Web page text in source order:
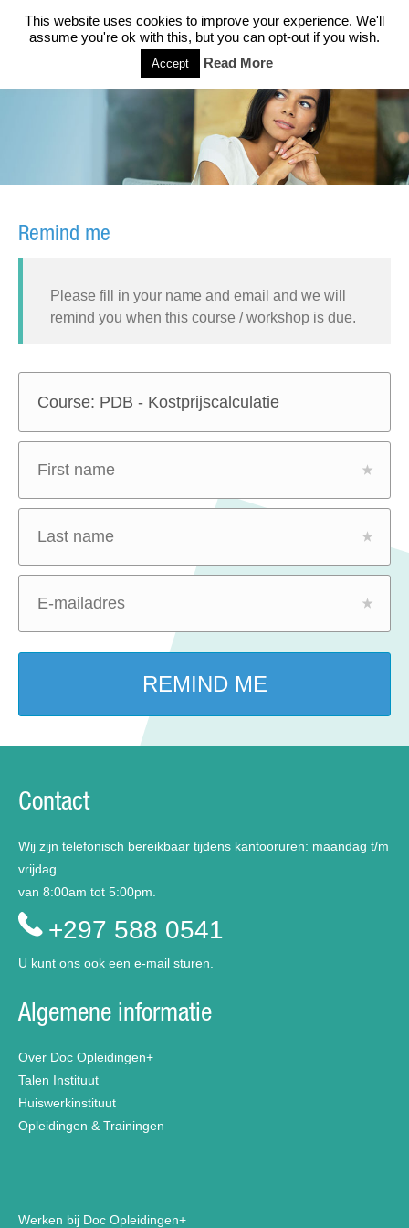
Remind me
Please fill in your name and email and we will
remind you when this course / workshop is due.
Course: PDB - Kostprijscalculatie
This website uses cookies to improve your experience. We'll
assume you're ok with this, but you can opt-out if you wish.
Accept Read More
Contact
Wij zijn telefonisch bereikbaar tijdens kantooruren: maandag t/m
vrijdag
van 8:00am tot 5:00pm.
+297 588 0541
U kunt ons ook een e-mail sturen.
Algemene informatie
Over Doc Opleidingen+
Talen Instituut
Huiswerkinstituut
Opleidingen & Trainingen
Werken bij Doc Opleidingen+